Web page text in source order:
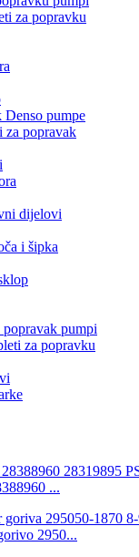
za popravku
pumpe
za popravak
dijelovi
i šipka
popravak pumpi
za popravku
...
2950...